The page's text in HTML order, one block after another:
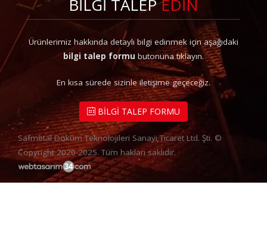
BİLGİ TALEPEDİN
Ürünlerimiz hakkında detaylı bilgi edinmek için aşağıdaki
bilgi talep formu butonuna tıklayın.
En kısa sürede sizinle iletişime geçeceğiz.
BİLGİ TALEP FORMU
Safmetal Döküm Teknolojileri Sanayi Ticaret Ltd. Şti. ©
Copyright 2020-2025. Tüm hakları saklıdır.